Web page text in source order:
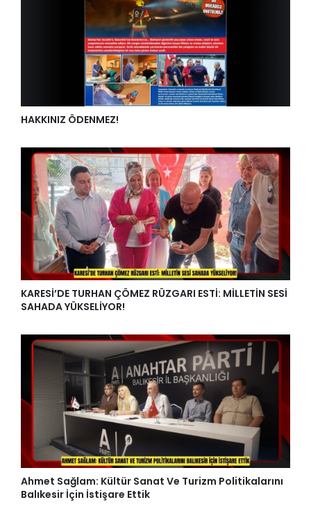
HAKKINIZ ÖDENMEZ!
KARESİ’DE TURHAN ÇÖMEZ RÜZGARI ESTİ: MİLLETİN SESİ
SAHADA YÜKSELİYOR!
Ahmet Sağlam: Kültür Sanat Ve Turizm Politikalarını
Balıkesir İçin İstişare Ettik